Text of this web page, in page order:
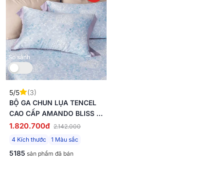
So sánh
5/5
(3)
BỘ GA CHUN LỤA TENCEL
CAO CẤP AMANDO BLISS 4
CHI TIẾT MÃ TC006
1.820.700đ 2.142.000
4 Kích thước
1 Màu sắc
5185 sản phẩm đã bán